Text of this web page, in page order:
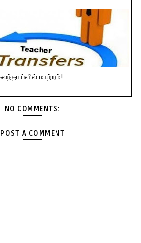
மாற்றம்!
NO COMMENTS:
POST A COMMENT